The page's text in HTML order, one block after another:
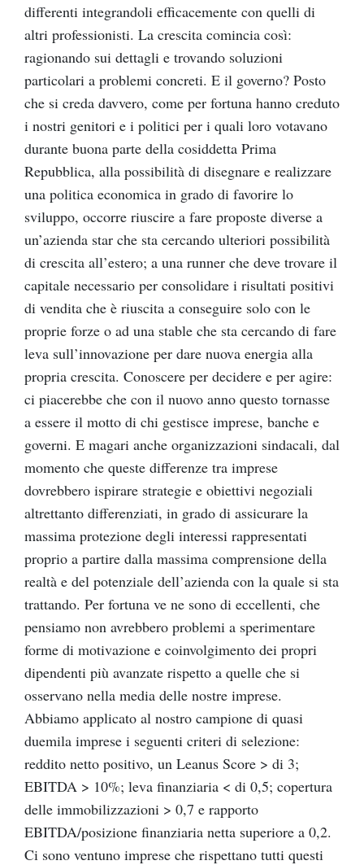
differenti integrandoli efficacemente con quelli di
altri professionisti. La crescita comincia così:
ragionando sui dettagli e trovando soluzioni
particolari a problemi concreti. E il governo? Posto
che si creda davvero, come per fortuna hanno creduto
i nostri genitori e i politici per i quali loro votavano
durante buona parte della cosiddetta Prima
Repubblica, alla possibilità di disegnare e realizzare
una politica economica in grado di favorire lo
sviluppo, occorre riuscire a fare proposte diverse a
un’azienda star che sta cercando ulteriori possibilità
di crescita all’estero; a una runner che deve trovare il
capitale necessario per consolidare i risultati positivi
di vendita che è riuscita a conseguire solo con le
proprie forze o ad una stable che sta cercando di fare
leva sull’innovazione per dare nuova energia alla
propria crescita. Conoscere per decidere e per agire:
ci piacerebbe che con il nuovo anno questo tornasse
a essere il motto di chi gestisce imprese, banche e
governi. E magari anche organizzazioni sindacali, dal
momento che queste differenze tra imprese
dovrebbero ispirare strategie e obiettivi negoziali
altrettanto differenziati, in grado di assicurare la
massima protezione degli interessi rappresentati
proprio a partire dalla massima comprensione della
realtà e del potenziale dell’azienda con la quale si sta
trattando. Per fortuna ve ne sono di eccellenti, che
pensiamo non avrebbero problemi a sperimentare
forme di motivazione e coinvolgimento dei propri
dipendenti più avanzate rispetto a quelle che si
osservano nella media delle nostre imprese.
Abbiamo applicato al nostro campione di quasi
duemila imprese i seguenti criteri di selezione:
reddito netto positivo, un Leanus Score > di 3;
EBITDA > 10%; leva finanziaria < di 0,5; copertura
delle immobilizzazioni > 0,7 e rapporto
EBITDA/posizione finanziaria netta superiore a 0,2.
Ci sono ventuno imprese che rispettano tutti questi